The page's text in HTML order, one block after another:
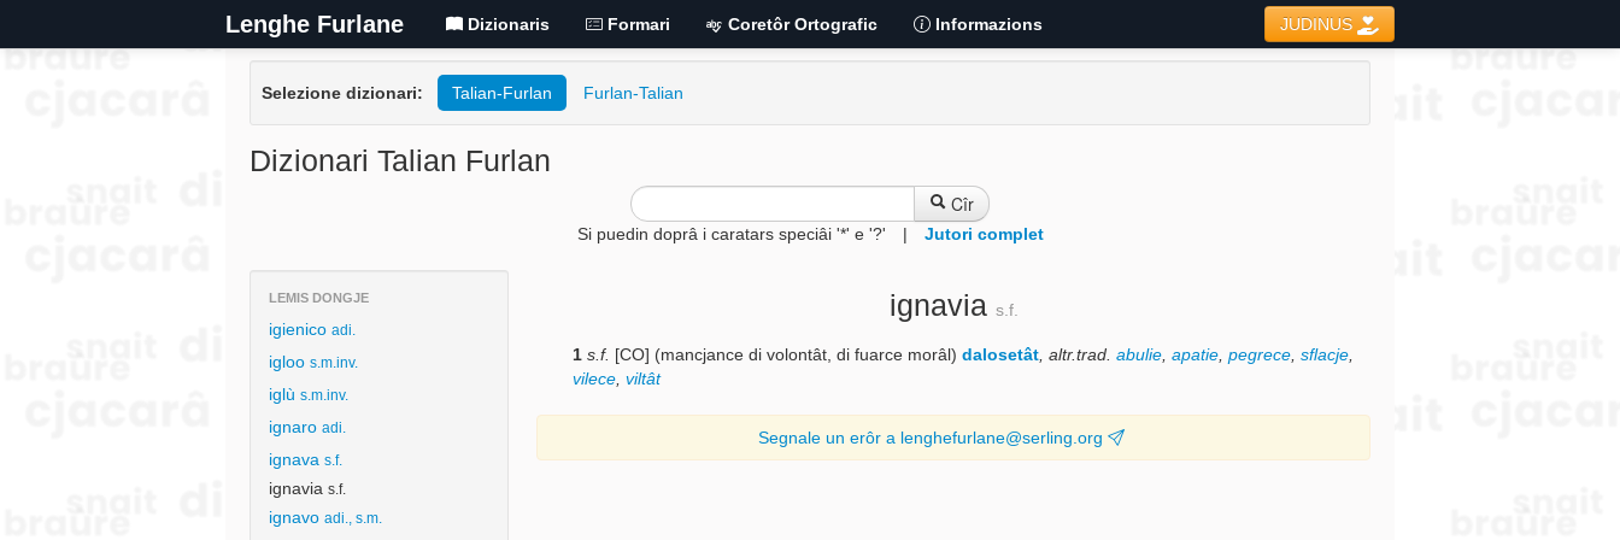
Lenghe Furlane JUDINUS
Dizionaris Formari Coretôr Ortografic Informazions
Selezione dizionari: Talian-Furlan Furlan-Talian
Dizionari Talian Furlan
Cîr
Si puedin doprâ i caratars speciâi '*' e '?' | Jutori complet
LEMIS DONGJE
igienico adi.
igloo s.m.inv.
iglù s.m.inv.
ignaro adi.
ignava s.f.
ignavia s.f.
ignavo adi., s.m.
ignavia s.f.
1 s.f. [CO] (mancjance di volontât, di fuarce morâl)dalosetât ,altr.trad. abulie ,apatie ,pegrece ,sflacje
vilece ,viltât
Segnale un erôr a lenghefurlane@serling.org